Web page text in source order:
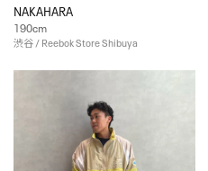
NAKAHARA
190cm
渋谷 / Reebok Store Shibuya